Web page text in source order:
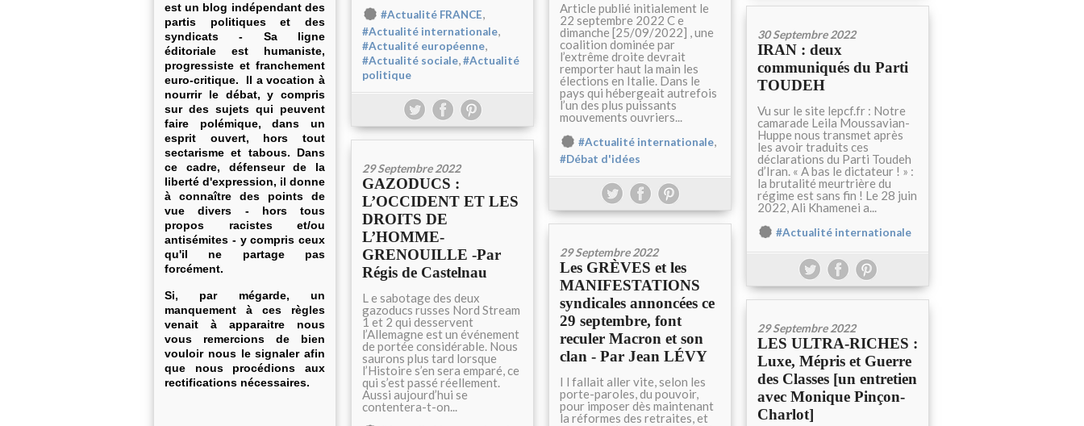
est un blog indépendant des
partis politiques et des
syndicats - Sa ligne
éditoriale est humaniste,
progressiste et franchement
euro-critique. Il a vocation à
nourrir le débat, y compris
sur des sujets qui peuvent
faire polémique, dans un
esprit ouvert, hors tout
sectarisme et tabous. Dans
ce cadre, défenseur de la
liberté d'expression, il donne
à connaître des points de
vue divers - hors tous
propos racistes et/ou
antisémites - y compris ceux
qu'il ne partage pas
forcément.
Si, par mégarde, un
manquement à ces règles
venait à apparaitre nous
vous remercions de bien
vouloir nous le signaler afin
que nous procédions aux
rectifications nécessaires.
Article publié initialement le
22 septembre 2022 C e
dimanche [25/09/2022] , une
coalition dominée par
l’extrême droite devrait
remporter haut la main les
élections en Italie. Dans le
pays qui hébergeait autrefois
l’un des plus puissants
mouvements ouvriers...
#Actualité internationale,
#Débat d'idées
#Actualité FRANCE,
#Actualité internationale,
#Actualité européenne,
#Actualité sociale,#Actualité
politique
30 Septembre 2022
IRAN : deux
communiqués du Parti
TOUDEH
Vu sur le site lepcf.fr : Notre
camarade Leila Moussavian-
Huppe nous transmet après
les avoir traduits ces
déclarations du Parti Toudeh
d’Iran. « A bas le dictateur ! » :
la brutalité meurtrière du
régime est sans fin ! Le 28 juin
2022, Ali Khamenei a...
#Actualité internationale
29 Septembre 2022
GAZODUCS :
L’OCCIDENT ET LES
DROITS DE
L’HOMME-
GRENOUILLE -Par
Régis de Castelnau
L e sabotage des deux
gazoducs russes Nord Stream
1 et 2 qui desservent
l’Allemagne est un événement
de portée considérable. Nous
saurons plus tard lorsque
l’Histoire s’en sera emparé, ce
qui s’est passé réellement.
Aussi aujourd’hui se
contentera-t-on...
29 Septembre 2022
Les GRÈVES et les
MANIFESTATIONS
syndicales annoncées ce
29 septembre, font
reculer Macron et son
clan - Par Jean LÉVY
I l fallait aller vite, selon les
porte-paroles, du pouvoir,
pour imposer dès maintenant
la réformes des retraites, et
29 Septembre 2022
LES ULTRA-RICHES :
Luxe, Mépris et Guerre
des Classes [un entretien
avec Monique Pinçon-
Charlot]